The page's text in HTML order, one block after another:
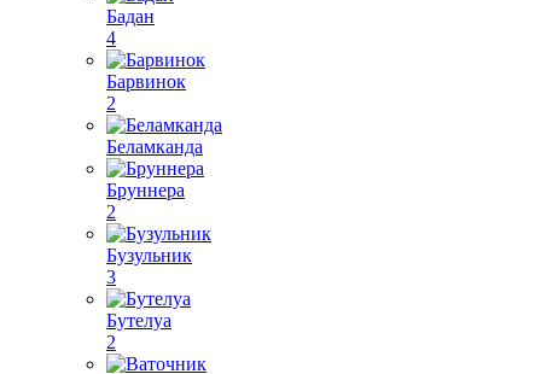
Бадан
4
Барвинок
2
Беламканда
Бруннера
2
Бузульник
3
Бутелуа
2